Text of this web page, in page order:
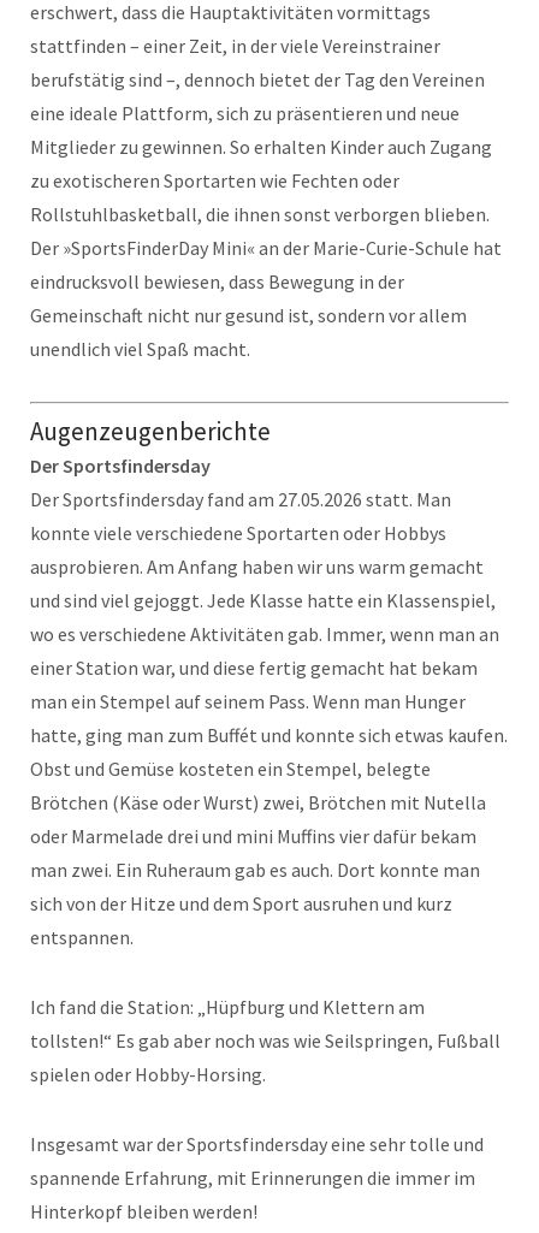
erschwert, dass die Hauptaktivitäten vormittags
stattfinden – einer Zeit, in der viele Vereinstrainer
berufstätig sind –, dennoch bietet der Tag den Vereinen
eine ideale Plattform, sich zu präsentieren und neue
Mitglieder zu gewinnen. So erhalten Kinder auch Zugang
zu exotischeren Sportarten wie Fechten oder
Rollstuhlbasketball, die ihnen sonst verborgen blieben.
Der »SportsFinderDay Mini« an der Marie-Curie-Schule hat
eindrucksvoll bewiesen, dass Bewegung in der
Gemeinschaft nicht nur gesund ist, sondern vor allem
unendlich viel Spaß macht.
Augenzeugenberichte
Der Sportsfindersday
Der Sportsfindersday fand am 27.05.2026 statt. Man
konnte viele verschiedene Sportarten oder Hobbys
ausprobieren. Am Anfang haben wir uns warm gemacht
und sind viel gejoggt. Jede Klasse hatte ein Klassenspiel,
wo es verschiedene Aktivitäten gab. Immer, wenn man an
einer Station war, und diese fertig gemacht hat bekam
man ein Stempel auf seinem Pass. Wenn man Hunger
hatte, ging man zum Buffét und konnte sich etwas kaufen.
Obst und Gemüse kosteten ein Stempel, belegte
Brötchen (Käse oder Wurst) zwei, Brötchen mit Nutella
oder Marmelade drei und mini Muffins vier dafür bekam
man zwei. Ein Ruheraum gab es auch. Dort konnte man
sich von der Hitze und dem Sport ausruhen und kurz
entspannen.
Ich fand die Station: „Hüpfburg und Klettern am
tollsten!“ Es gab aber noch was wie Seilspringen, Fußball
spielen oder Hobby-Horsing.
Insgesamt war der Sportsfindersday eine sehr tolle und
spannende Erfahrung, mit Erinnerungen die immer im
Hinterkopf bleiben werden!